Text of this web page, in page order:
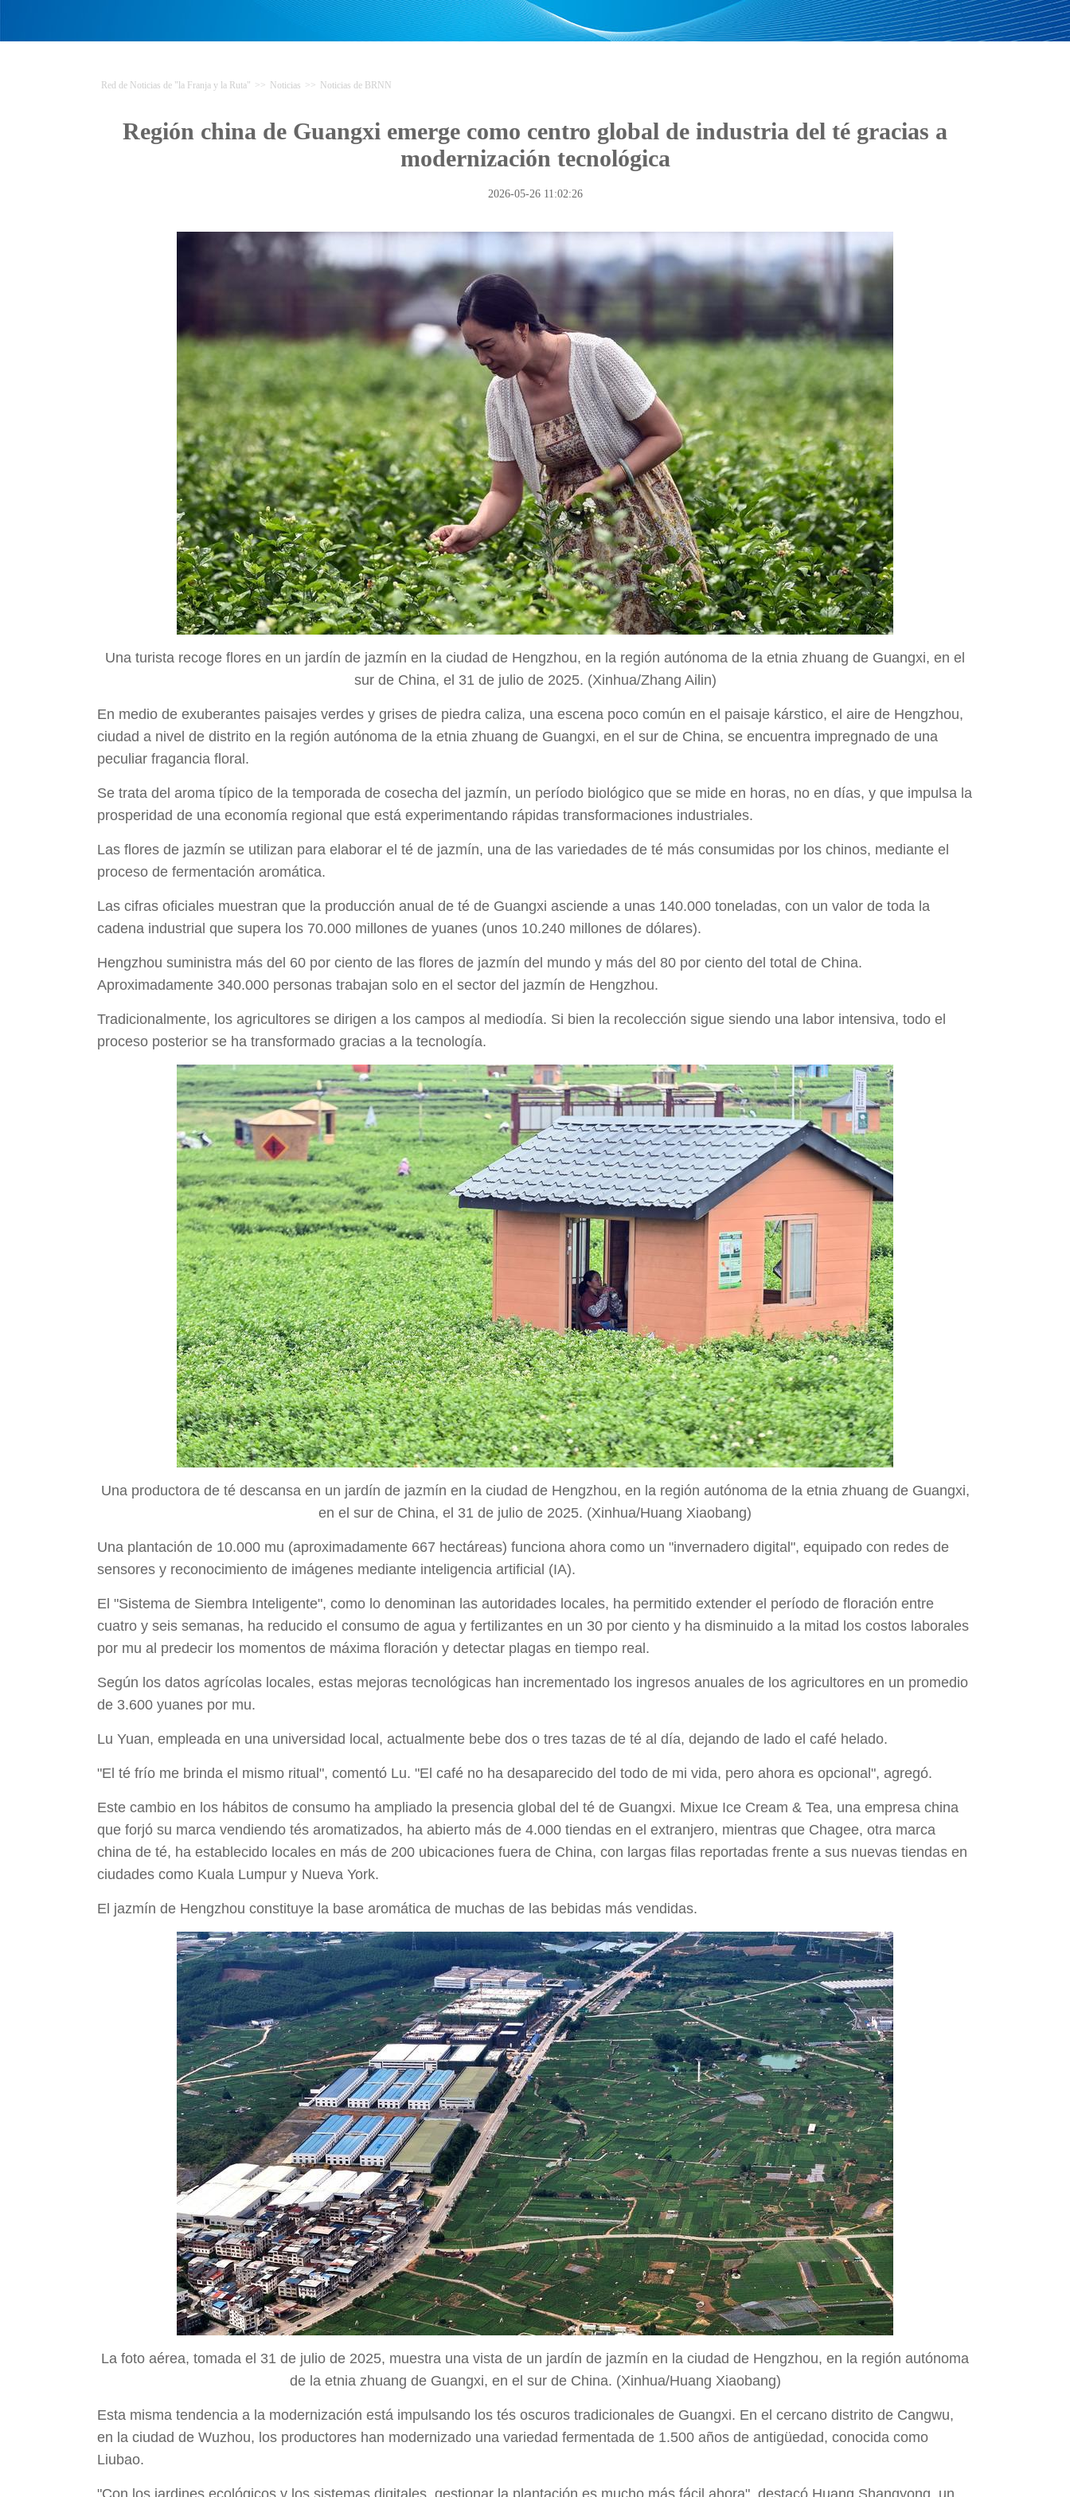
Red de Noticias de "la Franja y la Ruta" >> Noticias >> Noticias de BRNN
Región china de Guangxi emerge como centro global de industria del té gracias a
modernización tecnológica
2026-05-26 11:02:26
Una turista recoge flores en un jardín de jazmín en la ciudad de Hengzhou, en la región autónoma de la etnia zhuang de Guangxi, en el
sur de China, el 31 de julio de 2025. (Xinhua/Zhang Ailin)
En medio de exuberantes paisajes verdes y grises de piedra caliza, una escena poco común en el paisaje kárstico, el aire de Hengzhou,
ciudad a nivel de distrito en la región autónoma de la etnia zhuang de Guangxi, en el sur de China, se encuentra impregnado de una
peculiar fragancia floral.
Se trata del aroma típico de la temporada de cosecha del jazmín, un período biológico que se mide en horas, no en días, y que impulsa la
prosperidad de una economía regional que está experimentando rápidas transformaciones industriales.
Las flores de jazmín se utilizan para elaborar el té de jazmín, una de las variedades de té más consumidas por los chinos, mediante el
proceso de fermentación aromática.
Las cifras oficiales muestran que la producción anual de té de Guangxi asciende a unas 140.000 toneladas, con un valor de toda la
cadena industrial que supera los 70.000 millones de yuanes (unos 10.240 millones de dólares).
Hengzhou suministra más del 60 por ciento de las flores de jazmín del mundo y más del 80 por ciento del total de China.
Aproximadamente 340.000 personas trabajan solo en el sector del jazmín de Hengzhou.
Tradicionalmente, los agricultores se dirigen a los campos al mediodía. Si bien la recolección sigue siendo una labor intensiva, todo el
proceso posterior se ha transformado gracias a la tecnología.
Una productora de té descansa en un jardín de jazmín en la ciudad de Hengzhou, en la región autónoma de la etnia zhuang de Guangxi,
en el sur de China, el 31 de julio de 2025. (Xinhua/Huang Xiaobang)
Una plantación de 10.000 mu (aproximadamente 667 hectáreas) funciona ahora como un "invernadero digital", equipado con redes de
sensores y reconocimiento de imágenes mediante inteligencia artificial (IA).
El "Sistema de Siembra Inteligente", como lo denominan las autoridades locales, ha permitido extender el período de floración entre
cuatro y seis semanas, ha reducido el consumo de agua y fertilizantes en un 30 por ciento y ha disminuido a la mitad los costos laborales
por mu al predecir los momentos de máxima floración y detectar plagas en tiempo real.
Según los datos agrícolas locales, estas mejoras tecnológicas han incrementado los ingresos anuales de los agricultores en un promedio
de 3.600 yuanes por mu.
Lu Yuan, empleada en una universidad local, actualmente bebe dos o tres tazas de té al día, dejando de lado el café helado.
"El té frío me brinda el mismo ritual", comentó Lu. "El café no ha desaparecido del todo de mi vida, pero ahora es opcional", agregó.
Este cambio en los hábitos de consumo ha ampliado la presencia global del té de Guangxi. Mixue Ice Cream & Tea, una empresa china
que forjó su marca vendiendo tés aromatizados, ha abierto más de 4.000 tiendas en el extranjero, mientras que Chagee, otra marca
china de té, ha establecido locales en más de 200 ubicaciones fuera de China, con largas filas reportadas frente a sus nuevas tiendas en
ciudades como Kuala Lumpur y Nueva York.
El jazmín de Hengzhou constituye la base aromática de muchas de las bebidas más vendidas.
La foto aérea, tomada el 31 de julio de 2025, muestra una vista de un jardín de jazmín en la ciudad de Hengzhou, en la región autónoma
de la etnia zhuang de Guangxi, en el sur de China. (Xinhua/Huang Xiaobang)
Esta misma tendencia a la modernización está impulsando los tés oscuros tradicionales de Guangxi. En el cercano distrito de Cangwu,
en la ciudad de Wuzhou, los productores han modernizado una variedad fermentada de 1.500 años de antigüedad, conocida como
Liubao.
"Con los jardines ecológicos y los sistemas digitales, gestionar la plantación es mucho más fácil ahora", destacó Huang Shangyong, un